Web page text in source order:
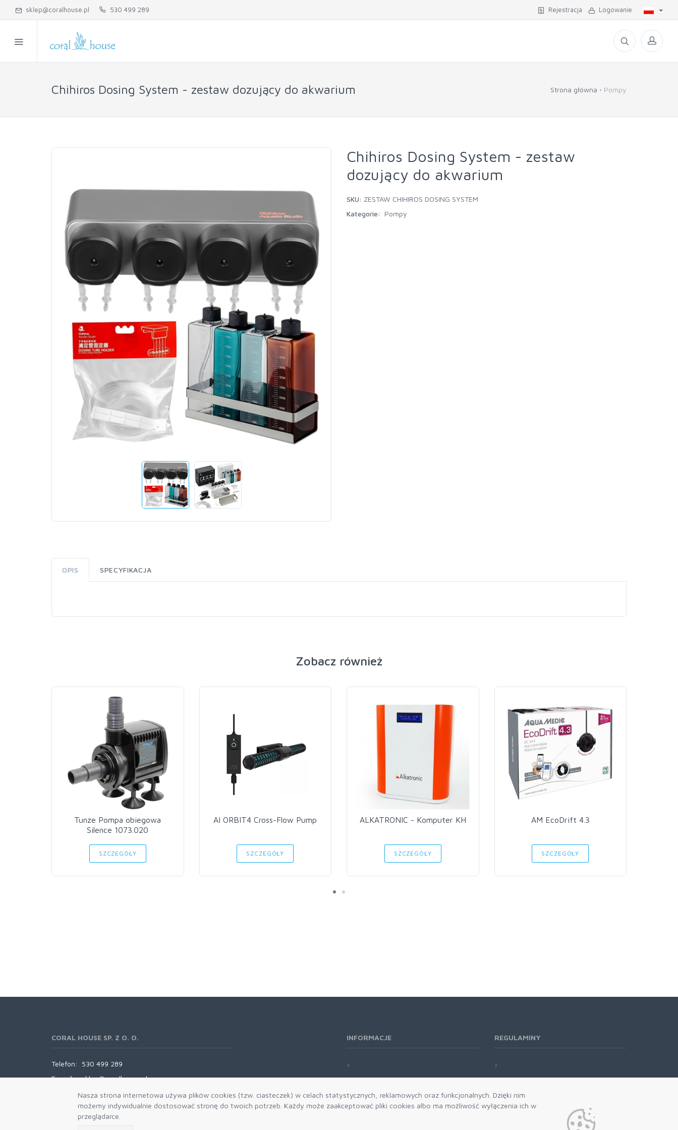
Nasza strona internetowa używa plików cookies (tzw. ciasteczek) w celach statystycznych, reklamowych oraz funkcjonalnych. Dzięki nim
możemy indywidualnie dostosować stronę do twoich potrzeb. Każdy może zaakceptować pliki cookies albo ma możliwość wyłączenia ich w
przeglądarce.
sklep@coralhouse.pl 530 499 289 Rejestracja Logowanie
Chihiros Dosing System - zestaw dozujący do akwarium Strona główna Pompy
Chihiros Dosing System - zestaw
dozujący do akwarium
SKU: ZESTAW CHIHIROS DOSING SYSTEM
Kategorie:
Pompy
OPIS SPECYFIKACJA
Zobacz również
Tunze Pompa obiegowa
Silence 1073.020
SZCZEGÓŁY
AI ORBIT4 Cross-Flow Pump
SZCZEGÓŁY
ALKATRONIC - Komputer KH
SZCZEGÓŁY
AM EcoDrift 4.3
SZCZEGÓŁY
CORAL HOUSE SP. Z O. O.
Telefon:
530 499 289
E-mail:
sklep@coralhouse.pl
INFORMACJE REGULAMINY